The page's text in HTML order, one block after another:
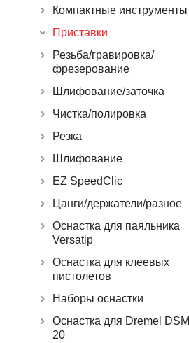
Компактные инструменты
Приставки
Резьба/гравировка/
фрезерование
Шлифование/заточка
Чистка/полировка
Резка
Шлифование
EZ SpeedClic
Цанги/держатели/разное
Оснастка для паяльника
Versatip
Оснастка для клеевых
пистолетов
Наборы оснастки
Оснастка для Dremel DSM
20